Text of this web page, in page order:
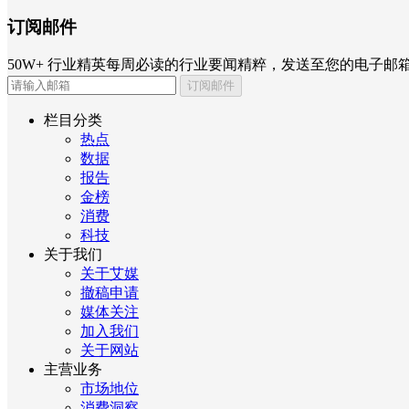
订阅邮件
50W+ 行业精英每周必读的行业要闻精粹，发送至您的电子邮
订阅邮件
栏目分类
热点
数据
报告
金榜
消费
科技
关于我们
关于艾媒
撤稿申请
媒体关注
加入我们
关于网站
主营业务
市场地位